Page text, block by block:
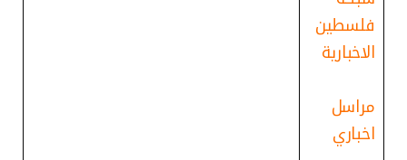
فلسطين
الاخبارية
مراسل
اخباري